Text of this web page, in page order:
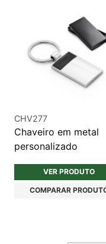
CHV277
Chaveiro em metal
personalizado
VER PRODUTO
COMPARAR